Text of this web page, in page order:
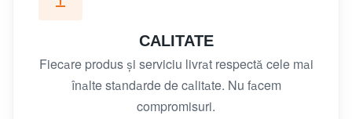
CALITATE
Fiecare produs și serviciu livrat respectă cele mai
înalte standarde de calitate. Nu facem
compromisuri.